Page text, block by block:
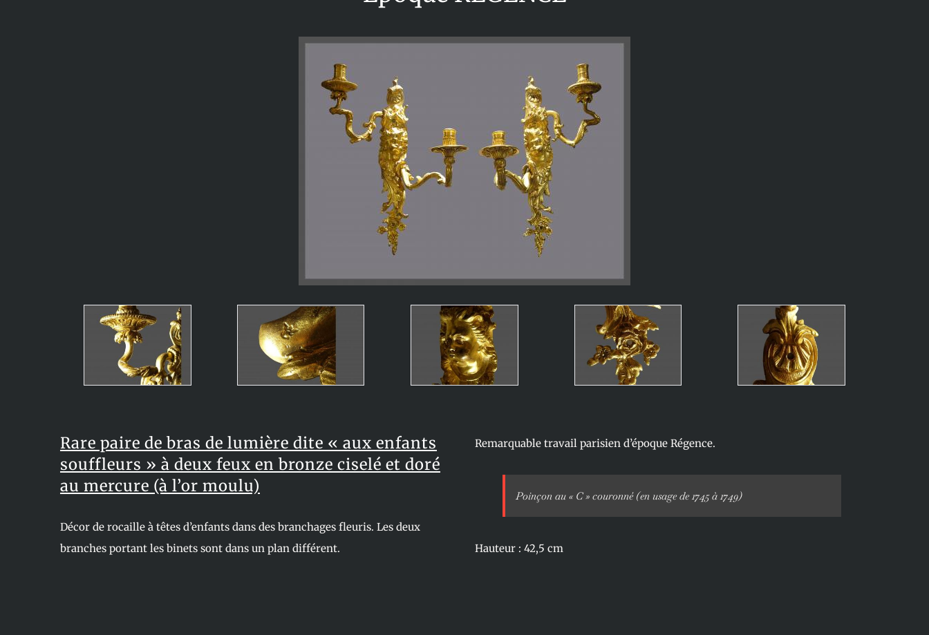
Rare paire de bras de lumière dite « aux enfants
souffleurs » à deux feux en bronze ciselé et doré
au mercure (à l’or moulu)
Décor de rocaille à têtes d’enfants dans des branchages fleuris. Les deux
branches portant les binets sont dans un plan différent.
Remarquable travail parisien d’époque Régence.
Poinçon au « C » couronné (en usage de 1745 à 1749)
Hauteur : 42,5 cm